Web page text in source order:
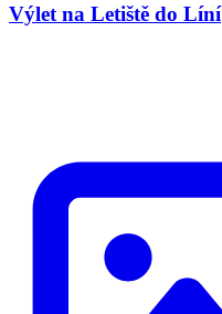
Výlet na Letiště do Líní